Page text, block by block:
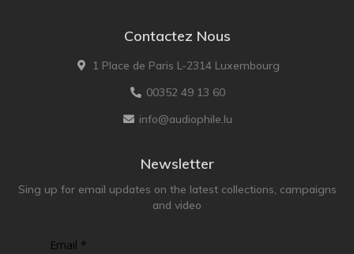
Contactez Nous
1 Place de Paris L-2314 Luxembourg
00352 49 13 60
info@audiophile.lu
Newsletter
Sing up for email updates on the latest collections, campaigns
and video
Email *